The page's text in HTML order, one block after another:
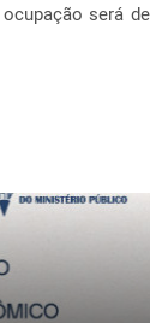
será de